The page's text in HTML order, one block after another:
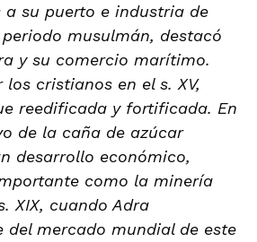
a su puerto e industria de
musulmán, destacó
y su comercio marítimo.
cristianos en el s. XV,
reedificada y fortificada. En
de la caña de azúcar
desarrollo económico,
como la minería
XIX, cuando Adra
del mercado mundial de este